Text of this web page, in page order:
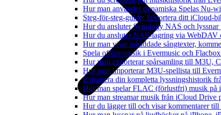
Hur man använder dynamiska Spelas Nu-
Steg-för-steg-guide: Importera ditt iCloud-
Hur du ansluter Synology NAS och
Hur du ansluter NAS-lagring via WebDAV
Hur man visar inbäddade sångtexter,
Spela offlinemusik i Evermusic och
Hur man exporterar spårsamling till M3U,
Hur man importerar M3U-spellista till
Exportera din kompletta lyssningshistorik
Hur man spelar FLAC (förlustfri) musik på
Hur man streamar musik från iCloud Drive
Hur du lägger till och visar kommentarer